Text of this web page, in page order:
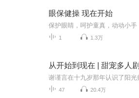
眼保健操 现在开始
1 1.3万
从开始到现在 | 甜宠多人剧
47 20.4万